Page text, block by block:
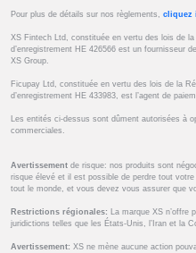
Pour plus de détails sur nos règlements, cliquez
XS Fintech Ltd, constituée en vertu des lois de
d’enregistrement HE 426566 est un fournisseur
XS Group.
Ficupay Ltd, constituée en vertu des lois de la
d’enregistrement HE 433983, est l’agent de
Les entités ci-dessus sont dûment autorisées à
commerciales.
Avertissement de risque: nos produits sont
risque élevé et il est possible de perdre tout
tout le monde, et vous devez vous assurer que
Restrictions régionales: La marque XS n’offre
juridictions telles que les États-Unis, l’Iran et la
Avertissement: XS ne mène aucune action